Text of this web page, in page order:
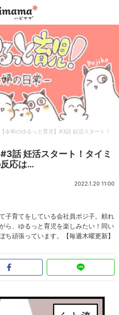
【令和のゆるっと育児】#3話 妊活スタート！
話 妊活スタート！タイミ
応は…
2022.1.20 11:00
子育てをしている会社員ポジ子。頼れ
ら、ゆるっと育児を楽しみたい！同い
頑張っています。【毎週木曜更新】